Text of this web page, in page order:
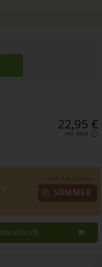
22,95 €
inkl. MwSt.
SOMMER